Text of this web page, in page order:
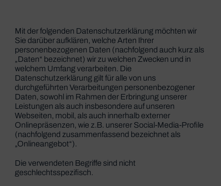
Mit der folgenden Datenschutzerklärung möchten wir
Sie darüber aufklären, welche Arten Ihrer
personenbezogenen Daten (nachfolgend auch kurz als
„Daten“ bezeichnet) wir zu welchen Zwecken und in
welchem Umfang verarbeiten. Die
Datenschutzerklärung gilt für alle von uns
durchgeführten Verarbeitungen personenbezogener
Daten, sowohl im Rahmen der Erbringung unserer
Leistungen als auch insbesondere auf unseren
Webseiten, mobil, als auch innerhalb externer
Onlinepräsenzen, wie z.B. unserer Social-Media-Profile
(nachfolgend zusammenfassend bezeichnet als
„Onlineangebot“).
Die verwendeten Begriffe sind nicht
geschlechtsspezifisch.